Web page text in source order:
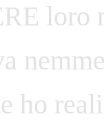
loro
ho